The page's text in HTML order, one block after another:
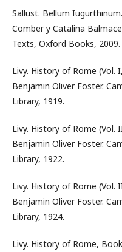
Sallust. Bellum
Comber y Catalina
Texts, Oxford Books, 2009.
Livy. History of Rome (Vol.
Benjamin Oliver Foster.
Library, 1919.
Livy. History of Rome (Vol.
Benjamin Oliver Foster.
Library, 1922.
Livy. History of Rome (Vol.
Benjamin Oliver Foster.
Library, 1924.
Livy. History of Rome,